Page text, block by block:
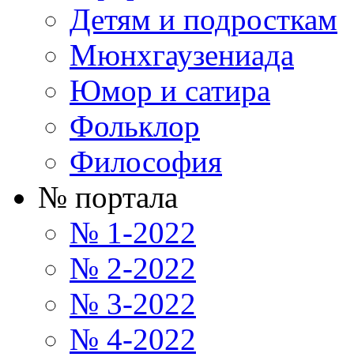
Детям и подросткам
Мюнхгаузениада
Юмор и сатира
Фольклор
Философия
№ портала
№ 1-2022
№ 2-2022
№ 3-2022
№ 4-2022